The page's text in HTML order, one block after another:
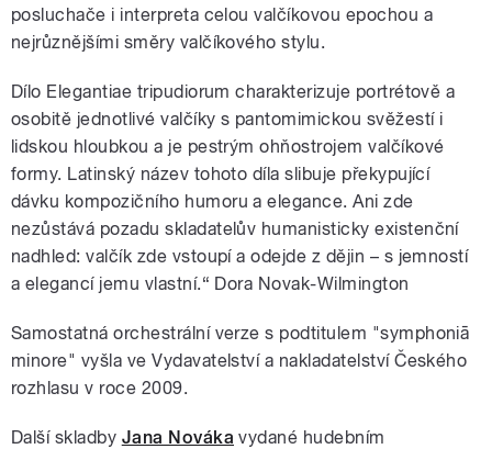
posluchače i interpreta celou valčíkovou epochou a
nejrůznějšími směry valčíkového stylu.
Dílo Elegantiae tripudiorum charakterizuje portrétově a
osobitě jednotlivé valčíky s pantomimickou svěžestí i
lidskou hloubkou a je pestrým ohňostrojem valčíkové
formy. Latinský název tohoto díla slibuje překypující
dávku kompozičního humoru a elegance. Ani zde
nezůstává pozadu skladatelův humanisticky existenční
nadhled: valčík zde vstoupí a odejde z dějin – s jemností
a elegancí jemu vlastní.“ Dora Novak-Wilmington
Samostatná orchestrální verze s podtitulem "symphoniā
minore" vyšla ve Vydavatelství a nakladatelství Českého
rozhlasu v roce 2009.
Další skladby Jana Nováka vydané hudebním